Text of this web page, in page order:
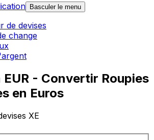
Basculer le menu
de devises
change
EUR - Convertir Roupies
en Euros
XE